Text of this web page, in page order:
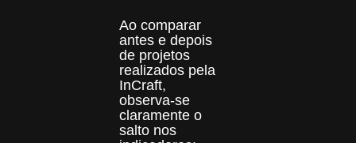
Ao comparar
antes e depois
de projetos
realizados pela
InCraft,
observa-se
claramente o
salto nos